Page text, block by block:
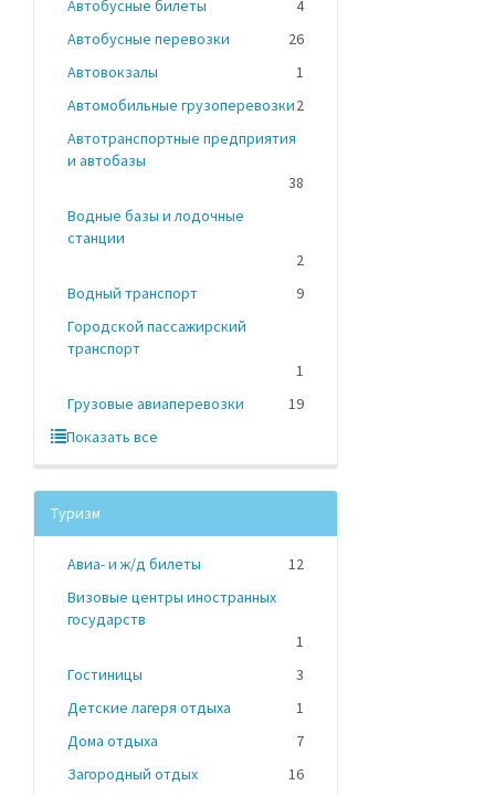
Автобусные билеты
4
Автобусные перевозки
26
Автовокзалы
1
Автомобильные грузоперевозки2
Автотранспортные предприятия
и автобазы
38
Водные базы и лодочные
станции
2
Водный транспорт
9
Городской пассажирский
транспорт
1
Грузовые авиаперевозки
19
Показать все
Туризм
Авиа- и ж/д билеты
12
Визовые центры иностранных
государств
1
Гостиницы
3
Детские лагеря отдыха
1
Дома отдыха
7
Загородный отдых
16